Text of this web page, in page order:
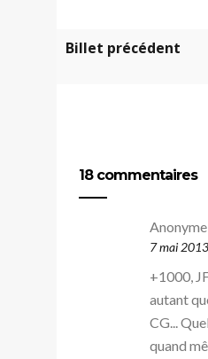
Billet précédent
18 commentaires
Anonyme
7 mai
+1000,
autant
CG...
quand